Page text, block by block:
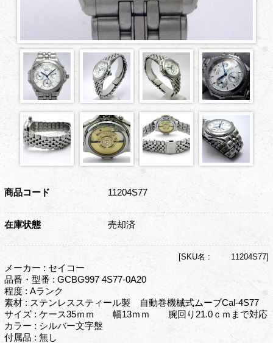
商品コード 11204S77
在庫状態 売却済
[SKU名 : 11204S77]
メーカー : セイコー
品番・型番 : GCBG997 4S77-0A20
程度 : Aランク
素材 : ステンレススティール製 自動巻機械式ムーブCal-4S77
サイズ : ケース35ｍｍ 幅13ｍｍ 腕回り21.0ｃｍまで対応
カラー : シルバー文字盤
付属品 : 無し